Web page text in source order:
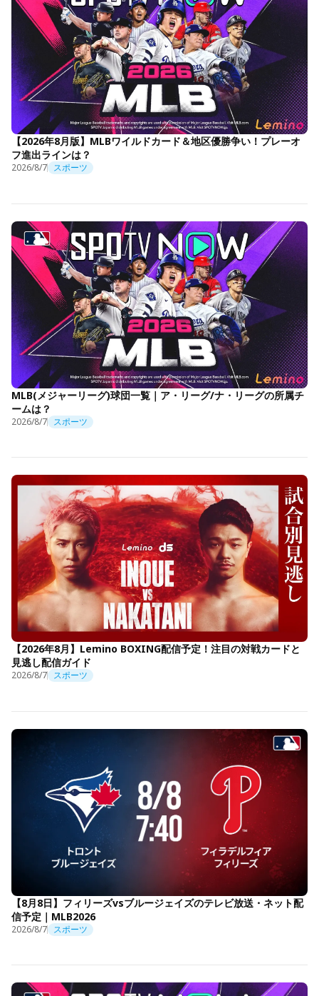
【2026年8月版】MLBワイルドカード＆地区優勝争い！プレーオ
フ進出ラインは？
2026/8/7 スポーツ
MLB(メジャーリーグ)球団一覧｜ア・リーグ/ナ・リーグの所属チ
ームは？
2026/8/7 スポーツ
【2026年8月】Lemino BOXING配信予定！注目の対戦カードと
見逃し配信ガイド
2026/8/7 スポーツ
【8月8日】フィリーズvsブルージェイズのテレビ放送・ネット配
信予定｜MLB2026
2026/8/7 スポーツ